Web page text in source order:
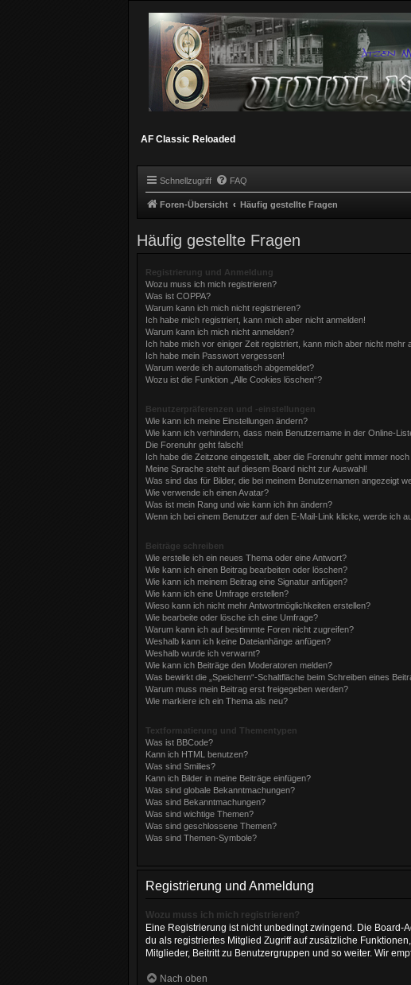
AF Classic Reloaded
Schnellzugriff FAQ
Foren-Übersicht Häufig gestellte Fragen
Häufig gestellte Fragen
Registrierung und Anmeldung
Wozu muss ich mich registrieren?
Was ist COPPA?
Warum kann ich mich nicht registrieren?
Ich habe mich registriert, kann mich aber nicht anmelden!
Warum kann ich mich nicht anmelden?
Ich habe mich vor einiger Zeit registriert, kann mich aber nicht mehr
Ich habe mein Passwort vergessen!
Warum werde ich automatisch abgemeldet?
Wozu ist die Funktion „Alle Cookies löschen“?
Benutzerpräferenzen und -einstellungen
Wie kann ich meine Einstellungen ändern?
Wie kann ich verhindern, dass mein Benutzername in der Online-
Die Forenuhr geht falsch!
Ich habe die Zeitzone eingestellt, aber die Forenuhr geht immer noch
Meine Sprache steht auf diesem Board nicht zur Auswahl!
Was sind das für Bilder, die bei meinem Benutzernamen angezeigt
Wie verwende ich einen Avatar?
Was ist mein Rang und wie kann ich ihn ändern?
Wenn ich bei einem Benutzer auf den E-Mail-Link klicke, werde ich
Beiträge schreiben
Wie erstelle ich ein neues Thema oder eine Antwort?
Wie kann ich einen Beitrag bearbeiten oder löschen?
Wie kann ich meinem Beitrag eine Signatur anfügen?
Wie kann ich eine Umfrage erstellen?
Wieso kann ich nicht mehr Antwortmöglichkeiten erstellen?
Wie bearbeite oder lösche ich eine Umfrage?
Warum kann ich auf bestimmte Foren nicht zugreifen?
Weshalb kann ich keine Dateianhänge anfügen?
Weshalb wurde ich verwarnt?
Wie kann ich Beiträge den Moderatoren melden?
Was bewirkt die „Speichern“-Schaltfläche beim Schreiben eines
Warum muss mein Beitrag erst freigegeben werden?
Wie markiere ich ein Thema als neu?
Textformatierung und Thementypen
Was ist BBCode?
Kann ich HTML benutzen?
Was sind Smilies?
Kann ich Bilder in meine Beiträge einfügen?
Was sind globale Bekanntmachungen?
Was sind Bekanntmachungen?
Was sind wichtige Themen?
Was sind geschlossene Themen?
Was sind Themen-Symbole?
Registrierung und Anmeldung
Wozu muss ich mich registrieren?
Eine Registrierung ist nicht unbedingt zwingend. Die Board-
du als registriertes Mitglied Zugriff auf zusätzliche
Mitglieder, Beitritt zu Benutzergruppen und so weiter. Wir
Nach oben